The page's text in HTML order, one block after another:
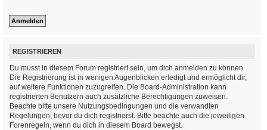
REGISTRIEREN
Du musst in diesem Forum registriert sein, um dich anmelden zu können.
Die Registrierung ist in wenigen Augenblicken erledigt und ermöglicht dir,
auf weitere Funktionen zuzugreifen. Die Board-Administration kann
registrierten Benutzern auch zusätzliche Berechtigungen zuweisen.
Beachte bitte unsere Nutzungsbedingungen und die verwandten
Regelungen, bevor du dich registrierst. Bitte beachte auch die jeweiligen
Forenregeln, wenn du dich in diesem Board bewegst.